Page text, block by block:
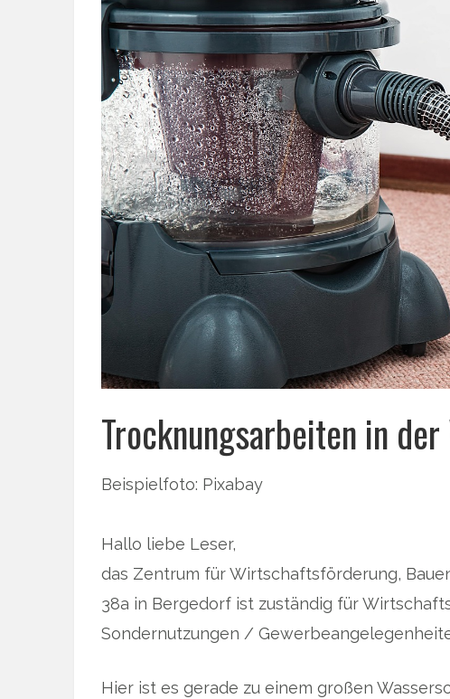
Trocknungsarbeiten in
Beispielfoto: Pixabay
Hallo liebe Leser,
das Zentrum für Wirtschaftsförderung,
38a in Bergedorf ist zuständig für
Sondernutzungen /
Hier ist es gerade zu einem großen